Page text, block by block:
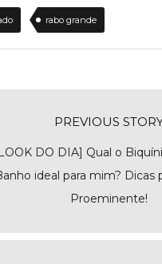
rabo grande
PREVIOUS
DO DIA] Qual o
ideal para mim? Dicas
Proeminente!